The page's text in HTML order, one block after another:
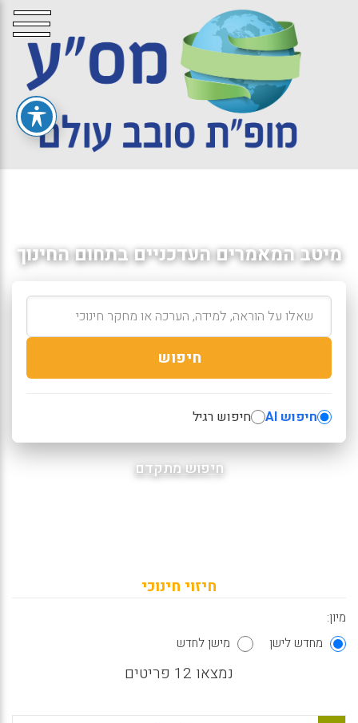
מיטב המאמרים העדכניים בתחום החינוך
חיפוש
חיפוש AI חיפוש רגיל
חיפוש מתקדם
חיזוי חינוכי
מיון:
מחדש לישן
מישן לחדש
נמצאו 12 פריטים